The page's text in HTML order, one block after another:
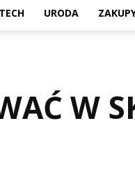
TECH URODA
W